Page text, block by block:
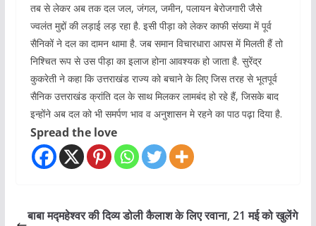
तब से लेकर अब तक दल जल, जंगल, जमीन, पलायन बेरोजगारी जैसे
ज्वलंत मुद्दों की लड़ाई लड़ रहा है. इसी पीड़ा को लेकर काफी संख्या में पूर्व
सैनिकों ने दल का दामन थामा है. जब समान विचारधारा आपस में मिलती हैं तो
निश्चित रूप से उस पीड़ा का इलाज होना आवश्यक हो जाता है. सुरेंद्र
कुकरेती ने कहा कि उत्तराखंड राज्य को बचाने के लिए जिस तरह से भूतपूर्व
सैनिक उत्तराखंड क्रांति दल के साथ मिलकर लामबंद हो रहे हैं, जिसके बाद
इन्होंने अब दल को भी समर्पण भाव व अनुशासन मे रहने का पाठ पढ़ा दिया है.
Spread the love
बाबा मद्महेश्वर की दिव्य डोली कैलाश के लिए रवाना, 21 मई को खुलेंगे